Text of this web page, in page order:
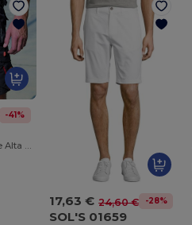
-41%
Bermuda Técnica de Alta Durabilidade
17,63 € 24,60 € -28%
SOL'S 01659